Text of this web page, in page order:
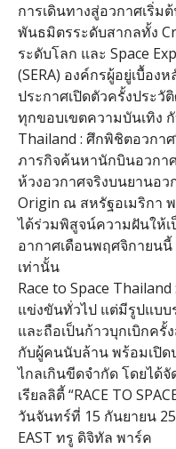
การเดินทางสู่อวกาศเริ่ม
พันธมิตรระดับสากลทั้ง
ระดับโลก และ Space
(SERA) องค์กรผู้อยู่เบื้อ
ประกาศเปิดตัวครั้งประ
ทุกขอบเขตความบันเทิง กั
Thailand : ศึกพิชิตอวกา
ภารกิจค้นหานักบินอวกา
ห้วงอวกาศจริงบนยานอว
Origin ณ สหรัฐอเมริกา
ได้ร่วมพิสูจน์ความฝันให้
อากาศเดือนพฤศจิกายนนี้
เท่านั้น
Race to Space
แข่งขันทั่วไป แต่มีรูปแบบ
และถือเป็นก้าวบุกเบิกค
กับผู้คนนับล้าน พร้อมเปิ
ไกลเกินขีดจำกัด โดยได้
เรียลลิตี้ “RACE TO
วันจันทร์ที่ 15 กันยายน
EAST ทรู ดิจิทัล พาร์ค